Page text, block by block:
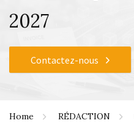
2027
Contactez-nous
Home RÉDACTION